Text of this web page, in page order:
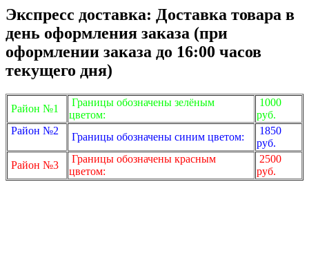
Экспресс доставка: Доставка товара в
день оформления заказа (при
оформлении заказа до 16:00 часов
текущего дня)
Район №1
Границы обозначены зелёным
цветом:
1000
руб.
Район №2
Границы обозначены синим цветом:
1850
руб.
Район №3
Границы обозначены красным
цветом:
2500
руб.